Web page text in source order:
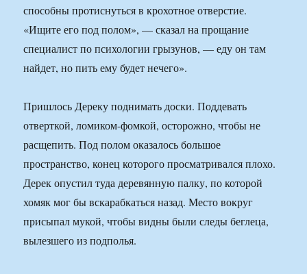
способны протиснуться в крохотное отверстие.
«Ищите его под полом», — сказал на прощание
специалист по психологии грызунов, — еду он там
найдет, но пить ему будет нечего».
Пришлось Дереку поднимать доски. Поддевать
отверткой, ломиком-фомкой, осторожно, чтобы не
расщепить. Под полом оказалось большое
пространство, конец которого просматривался плохо.
Дерек опустил туда деревянную палку, по которой
хомяк мог бы вскарабкаться назад. Место вокруг
присыпал мукой, чтобы видны были следы беглеца,
вылезшего из подполья.